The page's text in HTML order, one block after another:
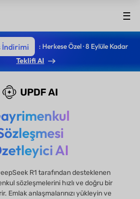
İndirimi
: Herkese Özel · 8 Eylüle Kadar
Teklifi Al
UPDF AI
AI
R1 tarafından desteklenen
sözleşmelerini hızlı ve doğru bir
Emlak anlaşmalarınızı yükleyin ve